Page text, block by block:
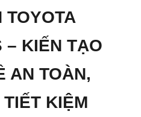
– KIẾN TẠO
AN TOÀN,
KIỆM